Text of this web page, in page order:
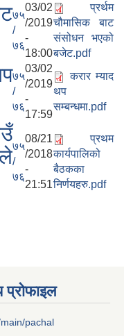
७५
/
७६
03/02
/2019
-
18:00
प्रर्थम
चौमासिक बाट
संसोधन भएको
बजेट.pdf
७५
/
७६
03/02
/2019
-
17:59
करार म्याद
थप
सम्बन्धमा.pdf
७५
/
७६
08/21
/2018
-
21:51
प्रथम
कार्यपालिको
बैठकका
निर्णयहरु.pdf
प्रोफाइल
pachal